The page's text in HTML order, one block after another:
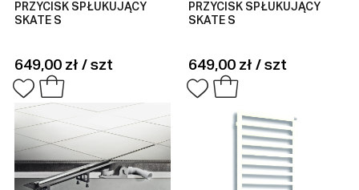
PRZYCISK SPŁUKUJĄCY
SKATE S
649,00 zł / szt
PRZYCISK SPŁUKUJĄCY
SKATE S
649,00 zł / szt